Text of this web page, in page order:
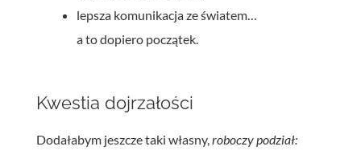
lepsza komunikacja ze światem…
a to dopiero początek.
Kwestia dojrzałości
Dodałabym jeszcze taki własny,roboczypodział: